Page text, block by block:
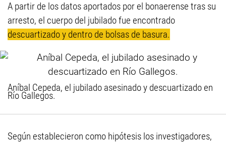
A partir de los datos aportados por el bonaerense tras su
arresto, el cuerpo del jubilado fue encontrado
descuartizado y dentro de bolsas de basura.
Aníbal Cepeda, el jubilado asesinado y descuartizado en
Río Gallegos.
Según establecieron como hipótesis los investigadores,